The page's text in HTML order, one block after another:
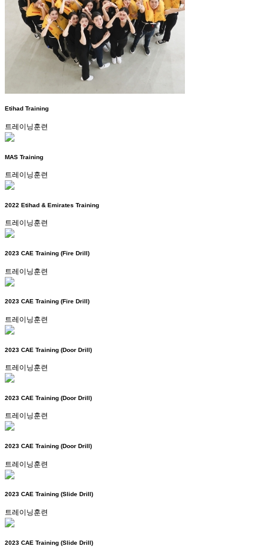
Etihad Training
트레이닝훈련
MAS Training
트레이닝훈련
2022 Etihad & Emirates Training
트레이닝훈련
2023 CAE Training (Fire Drill)
트레이닝훈련
2023 CAE Training (Fire Drill)
트레이닝훈련
2023 CAE Training (Door Drill)
트레이닝훈련
2023 CAE Training (Door Drill)
트레이닝훈련
2023 CAE Training (Door Drill)
트레이닝훈련
2023 CAE Training (Slide Drill)
트레이닝훈련
2023 CAE Training (Slide Drill)